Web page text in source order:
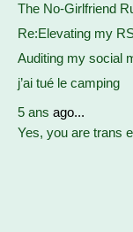
The No-Girlfriend
Re:Elevating my
Auditing my social
j’ai tué le camping
5 ans ago...
Yes, you are trans